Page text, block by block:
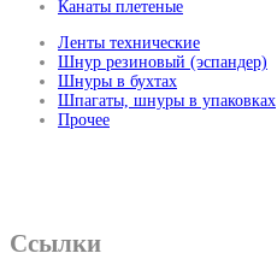
Канаты плетеные
Ленты технические
Шнур резиновый (эспандер)
Шнуры в бухтах
Шпагаты, шнуры в упаковках
Прочее
Ссылки